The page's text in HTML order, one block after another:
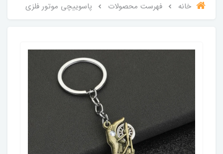
خانه فهرست محصولات پاسوییچی موتور فلزی